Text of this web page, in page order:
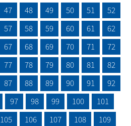
47 48 49 50 51
52
57 58 59 60 61
62
67 68 69 70 71
72
77 78 79 80 81
82
87 88 89 90 91
92
97 98 99 100
101
105 106 107 108
109